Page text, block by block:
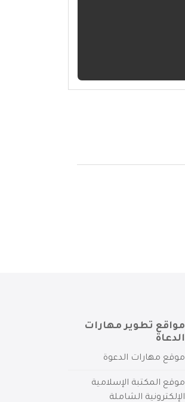
مواقع تطوير مهارات
الدعاة
موقع مهارات الدعوة
موقع المكتبة الإسلامية
الإلكترونية الشاملة